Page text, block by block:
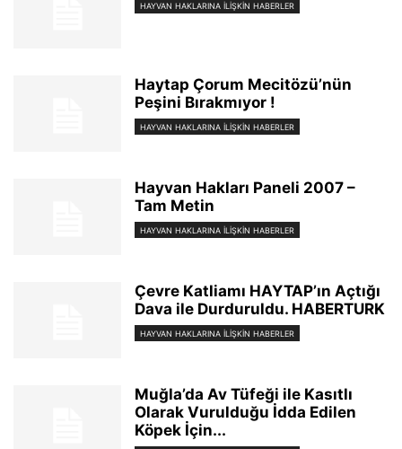
HAYVAN HAKLARINA İLİŞKİN HABERLER
Haytap Çorum Mecitözü’nün
Peşini Bırakmıyor !
HAYVAN HAKLARINA İLİŞKİN HABERLER
Hayvan Hakları Paneli 2007 –
Tam Metin
HAYVAN HAKLARINA İLİŞKİN HABERLER
Çevre Katliamı HAYTAP’ın Açtığı
Dava ile Durduruldu. HABERTURK
HAYVAN HAKLARINA İLİŞKİN HABERLER
Muğla’da Av Tüfeği ile Kasıtlı
Olarak Vurulduğu İdda Edilen
Köpek İçin...